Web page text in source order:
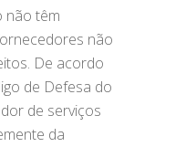
não têm
não
De acordo
de Defesa do
de serviços
da